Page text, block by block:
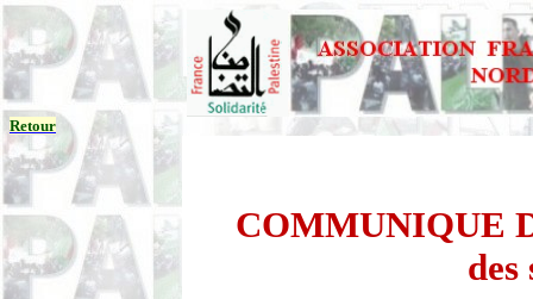
Retour
COMMUNIQUE
des